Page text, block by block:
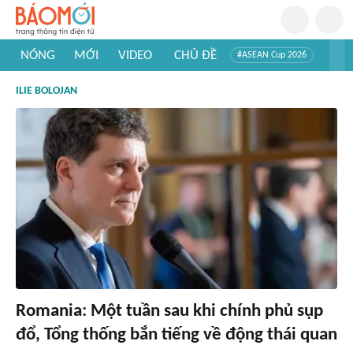
NÓNG MỚI VIDEO CHỦ ĐỀ #ASEAN Cup 2026
#Khám phá thế giới
ILIE BOLOJAN
Romania: Một tuần sau khi chính phủ sụp
đổ, Tổng thống bắn tiếng về động thái quan